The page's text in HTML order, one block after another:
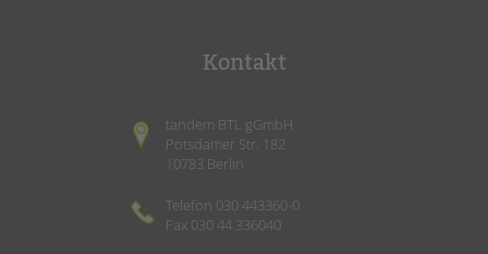
Kontakt
tandem BTL gGmbH
Potsdamer Str. 182
10783 Berlin
Telefon 030 443360-0
Fax 030 44 336040